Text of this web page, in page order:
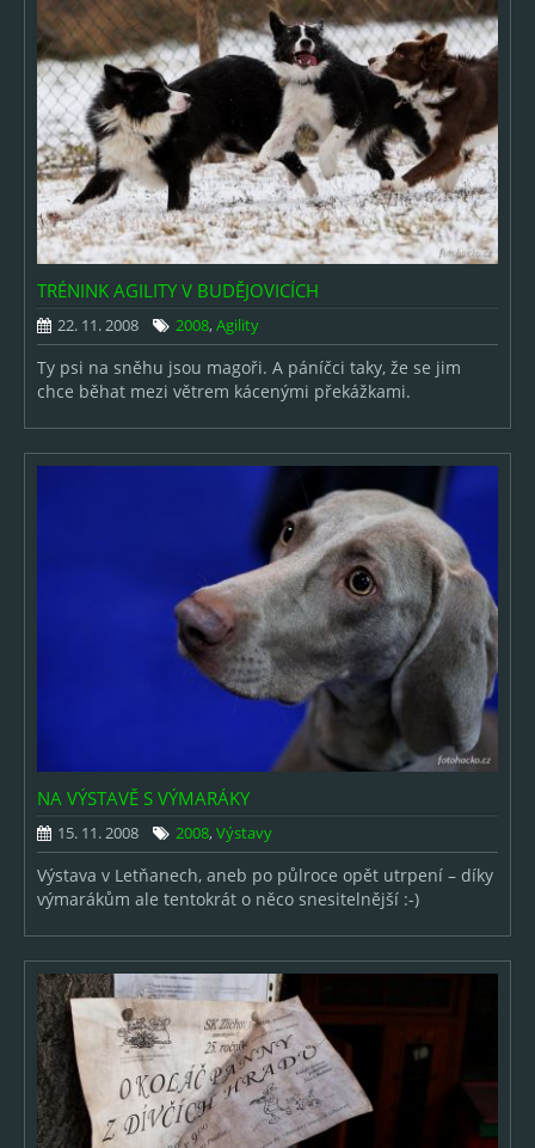
2012
2011
2010
2009
2008
2007
2006
2005
O AUTOROVI
TRÉNINK AGILITY V BUDĚJOVICÍCH
22. 11. 2008 2008,Agility
Ty psi na sněhu jsou magoři. A páníčci taky, že se jim
chce běhat mezi větrem kácenými překážkami.
NA VÝSTAVĚ S VÝMARÁKY
15. 11. 2008 2008,Výstavy
Výstava v Letňanech, aneb po půlroce opět utrpení – díky
výmarákům ale tentokrát o něco snesitelnější :-)